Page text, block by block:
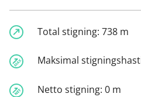
Total stigning: 738 m
Maksimal
Netto stigning: 0 m